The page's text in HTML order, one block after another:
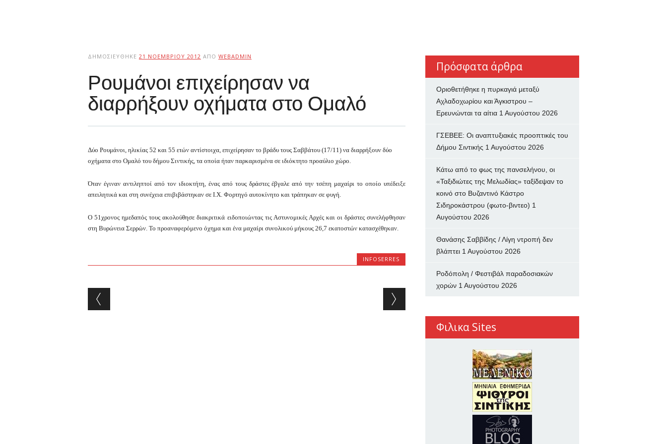
ΔΗΜΟΣΙΕΎΘΗΚΕ 21 ΝΟΕΜΒΡΊΟΥ 2012 ΑΠΌ WEBADMIN
Ρουμάνοι επιχείρησαν να
διαρρήξουν οχήματα στο Ομαλό
Δύο Ρουμάνοι, ηλικίας 52 και 55 ετών αντίστοιχα, επιχείρησαν το βράδυ τους Σαββάτου (17/11) να διαρρήξουν δύο
οχήματα στο Ομαλό του δήμου Σιντικής, τα οποία ήταν παρκαρισμένα σε ιδιόκτητο προαύλιο χώρο.
Όταν έγιναν αντιληπτοί από τον ιδιοκτήτη, ένας από τους δράστες έβγαλε από την τσέπη μαχαίρι το οποίο υπέδειξε
απειλητικά και στη συνέχεια επιβιβάστηκαν σε Ι.Χ. Φορτηγό αυτοκίνητο και τράπηκαν σε φυγή.
Ο 51χρονος ημεδαπός τους ακολούθησε διακριτικά ειδοποιώντας τις Αστυνομικές Αρχές και οι δράστες συνελήφθησαν
στη Βυρώνεια Σερρών. Το προαναφερόμενο όχημα και ένα μαχαίρι συνολικού μήκους 26,7 εκατοστών κατασχέθηκαν.
INFOSERRES
Post navigation
Πρόσφατα άρθρα
Οριοθετήθηκε η πυρκαγιά μεταξύ
Αχλαδοχωρίου και Άγκιστρου –
Ερευνώνται τα αίτια 1 Αυγούστου 2026
ΓΣΕΒΕΕ: Οι αναπτυξιακές προοπτικές του
Δήμου Σιντικής 1 Αυγούστου 2026
Κάτω από το φως της πανσελήνου, οι
«Ταξιδιώτες της Μελωδίας» ταξίδεψαν το
κοινό στο Βυζαντινό Κάστρο
Σιδηροκάστρου (φωτο-βιντεο) 1
Αυγούστου 2026
Θανάσης Σαββίδης / Λίγη ντροπή δεν
βλάπτει 1 Αυγούστου 2026
Ροδόπολη / Φεστιβάλ παραδοσιακών
χορών 1 Αυγούστου 2026
Φιλικα Sites